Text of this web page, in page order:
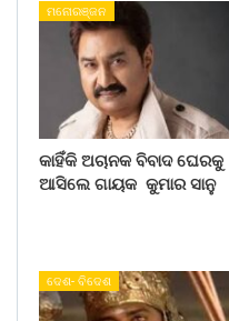
ମନୋରଞ୍ଜନ
କାହିଁକି ଅଚାନକ ବିବାଦ ଘେରକୁ
ଆସିଲେ ଗାୟକ କୁମାର ସାନୁ
ଦେଶ- ବିଦେଶ